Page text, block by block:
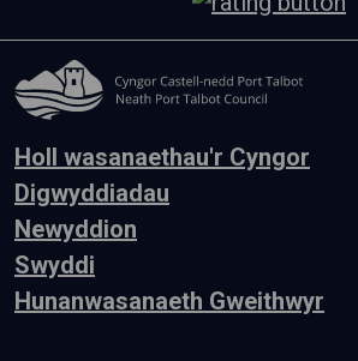
Holl wasanaethau'r Cyngor
Digwyddiadau
Newyddion
Swyddi
Hunanwasanaeth Gweithwyr